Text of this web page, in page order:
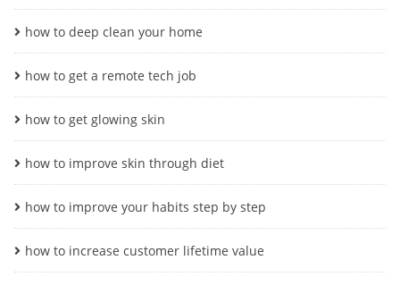
how to deep clean your home
how to get a remote tech job
how to get glowing skin
how to improve skin through diet
how to improve your habits step by step
how to increase customer lifetime value